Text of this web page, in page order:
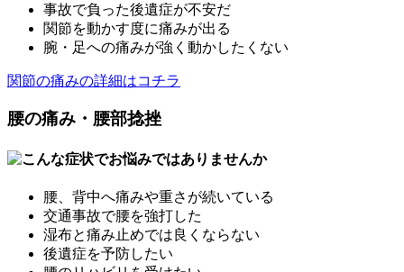
事故で負った後遺症が不安だ
関節を動かす度に痛みが出る
腕・足への痛みが強く動かしたくない
関節の痛みの詳細はコチラ
腰の痛み・腰部捻挫
腰、背中へ痛みや重さが続いている
交通事故で腰を強打した
湿布と痛み止めでは良くならない
後遺症を予防したい